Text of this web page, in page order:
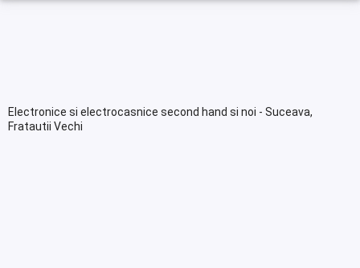
Electronice si electrocasnice second hand si noi - Suceava,
Fratautii Vechi